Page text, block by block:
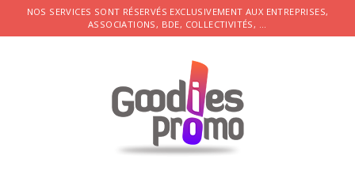
NOS SERVICES SONT RÉSERVÉS EXCLUSIVEMENT AUX ENTREPRISES,
ASSOCIATIONS, BDE, COLLECTIVITÉS, ...